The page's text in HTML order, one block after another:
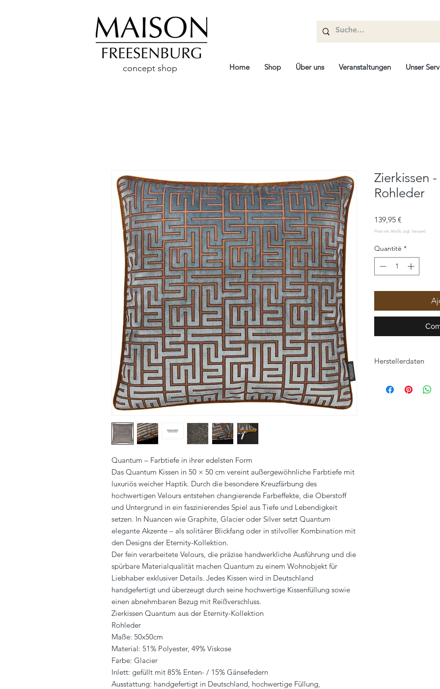
concept shop Home Shop Über uns Veranstaltungen Unser
Quantum – Farbtiefe in ihrer edelsten Form
Das Quantum Kissen in 50 × 50 cm vereint außergewöhnliche Farbtiefe mit
luxuriös weicher Haptik. Durch die besondere Kreuzfärbung des
hochwertigen Velours entstehen changierende Farbeffekte, die Oberstoff
und Untergrund in ein faszinierendes Spiel aus Tiefe und Lebendigkeit
setzen. In Nuancen wie Graphite, Glacier oder Silver setzt Quantum
elegante Akzente – als solitärer Blickfang oder in stilvoller Kombination mit
den Designs der Eternity-Kollektion.
Der fein verarbeitete Velours, die präzise handwerkliche Ausführung und die
spürbare Materialqualität machen Quantum zu einem Wohnobjekt für
Liebhaber exklusiver Details. Jedes Kissen wird in Deutschland
handgefertigt und überzeugt durch seine hochwertige Kissenfüllung sowie
einen abnehmbaren Bezug mit Reißverschluss.
Zierkissen Quantum aus der Eternity-Kollektion
Rohleder
Maße: 50x50cm
Material: 51% Polyester, 49% Viskose
Farbe: Glacier
Inlett: gefüllt mit 85% Enten- / 15% Gänsefedern
Ausstattung: handgefertigt in Deutschland, hochwertige Füllung,
Zierkissen
Rohleder
139,95 €
Quantité *
Herstellerdaten
Hofer Straße 25